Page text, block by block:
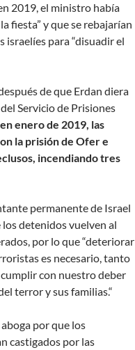
2019, el ministro había
fiesta” y que se rebajarían
israelíes para “disuadir el
de que Erdan diera
Servicio de Prisiones
en enero de 2019, las
la prisión de Ofer e
incendiando tres
permanente de Israel
detenidos vuelven al
por lo que “deteriorar
es necesario, tanto
con nuestro deber
terror y sus familias.“
por que los
castigados por las